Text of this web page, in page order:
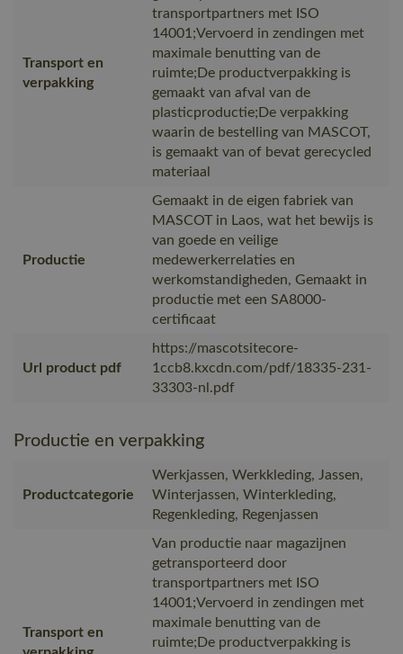
Transport en
verpakking
transportpartners met ISO
14001;Vervoerd in zendingen met
maximale benutting van de
ruimte;De productverpakking is
gemaakt van afval van de
plasticproductie;De verpakking
waarin de bestelling van MASCOT,
is gemaakt van of bevat gerecycled
materiaal
Productie
Gemaakt in de eigen fabriek van
MASCOT in Laos, wat het bewijs is
van goede en veilige
medewerkerrelaties en
werkomstandigheden, Gemaakt in
productie met een SA8000-
certificaat
Url product pdf
https://mascotsitecore-
1ccb8.kxcdn.com/pdf/18335-231-
33303-nl.pdf
Productie en verpakking
Productcategorie
Werkjassen, Werkkleding, Jassen,
Winterjassen, Winterkleding,
Regenkleding, Regenjassen
Transport en
Van productie naar magazijnen
getransporteerd door
transportpartners met ISO
14001;Vervoerd in zendingen met
maximale benutting van de
ruimte;De productverpakking is